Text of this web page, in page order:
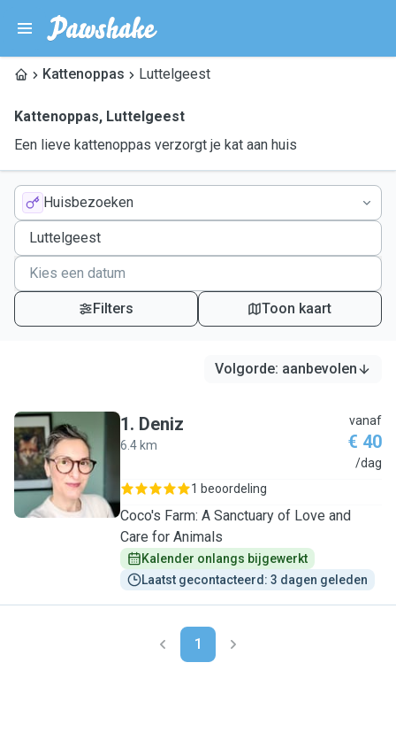
Kattenoppas Luttelgeest
Kattenoppas, Luttelgeest
Een lieve kattenoppas verzorgt je kat aan huis
Huisbezoeken
Filters Toon kaart
Volgorde: aanbevolen
D
1. Deniz
6.4 km
vanaf
€ 40
/dag
1 beoordeling
Coco's Farm: A Sanctuary of Love and
Care for Animals
Kalender onlangs bijgewerkt
Laatst gecontacteerd: 3 dagen geleden
1